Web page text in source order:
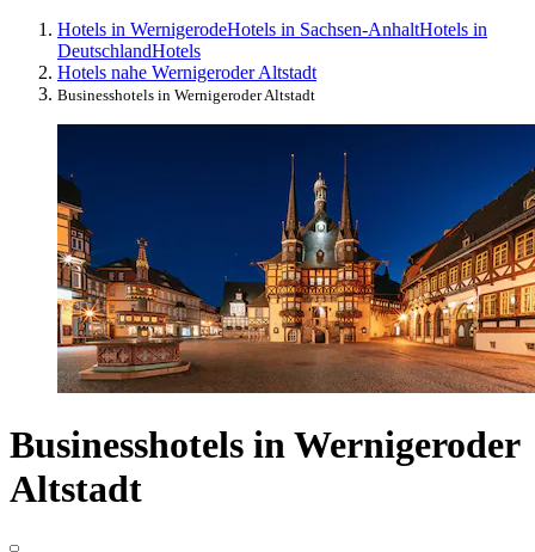
Hotels in WernigerodeHotels in Sachsen-AnhaltHotels in
DeutschlandHotels
Hotels nahe Wernigeroder Altstadt
Businesshotels in Wernigeroder Altstadt
Businesshotels in Wernigeroder
Altstadt